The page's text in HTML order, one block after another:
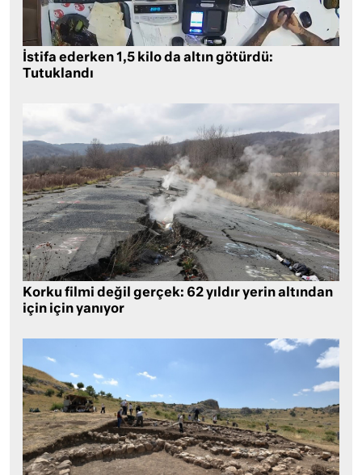
İstifa ederken 1,5 kilo da altın götürdü:
Tutuklandı
Korku filmi değil gerçek: 62 yıldır yerin altından
için için yanıyor